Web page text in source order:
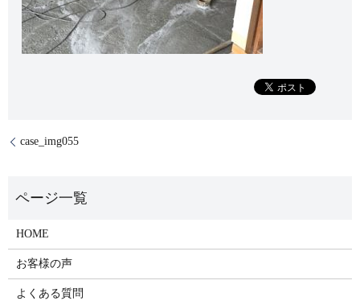
case_img055
HOME
お客様の声
よくある質問